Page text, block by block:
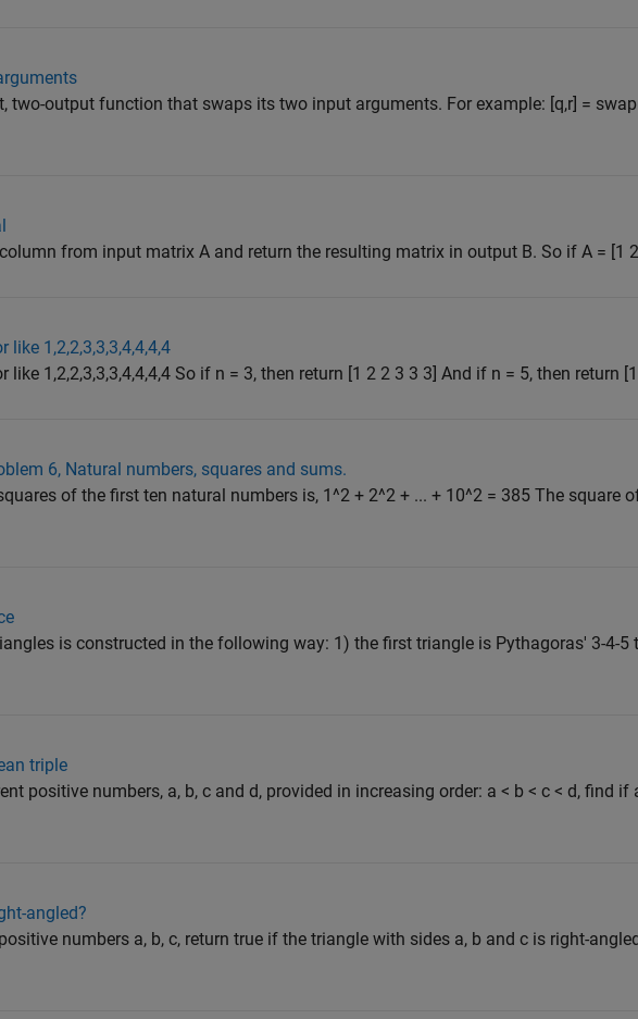
two-output function that swaps its two input arguments. For example: [q,r] =
from input matrix A and return the resulting matrix in output B. So if A = [1 2
like 1,2,2,3,3,3,4,4,4,4
like 1,2,2,3,3,3,4,4,4,4 So if n = 3, then return [1 2 2 3 3 3] And if n = 5, then return
6, Natural numbers, squares and sums.
of the first ten natural numbers is, 1^2 + 2^2 + ... + 10^2 = 385 The square
is constructed in the following way: 1) the first triangle is Pythagoras' 3-4-5
triple
positive numbers, a, b, c and d, provided in increasing order: a < b < c < d, find if
angled?
numbers a, b, c, return true if the triangle with sides a, b and c is right-